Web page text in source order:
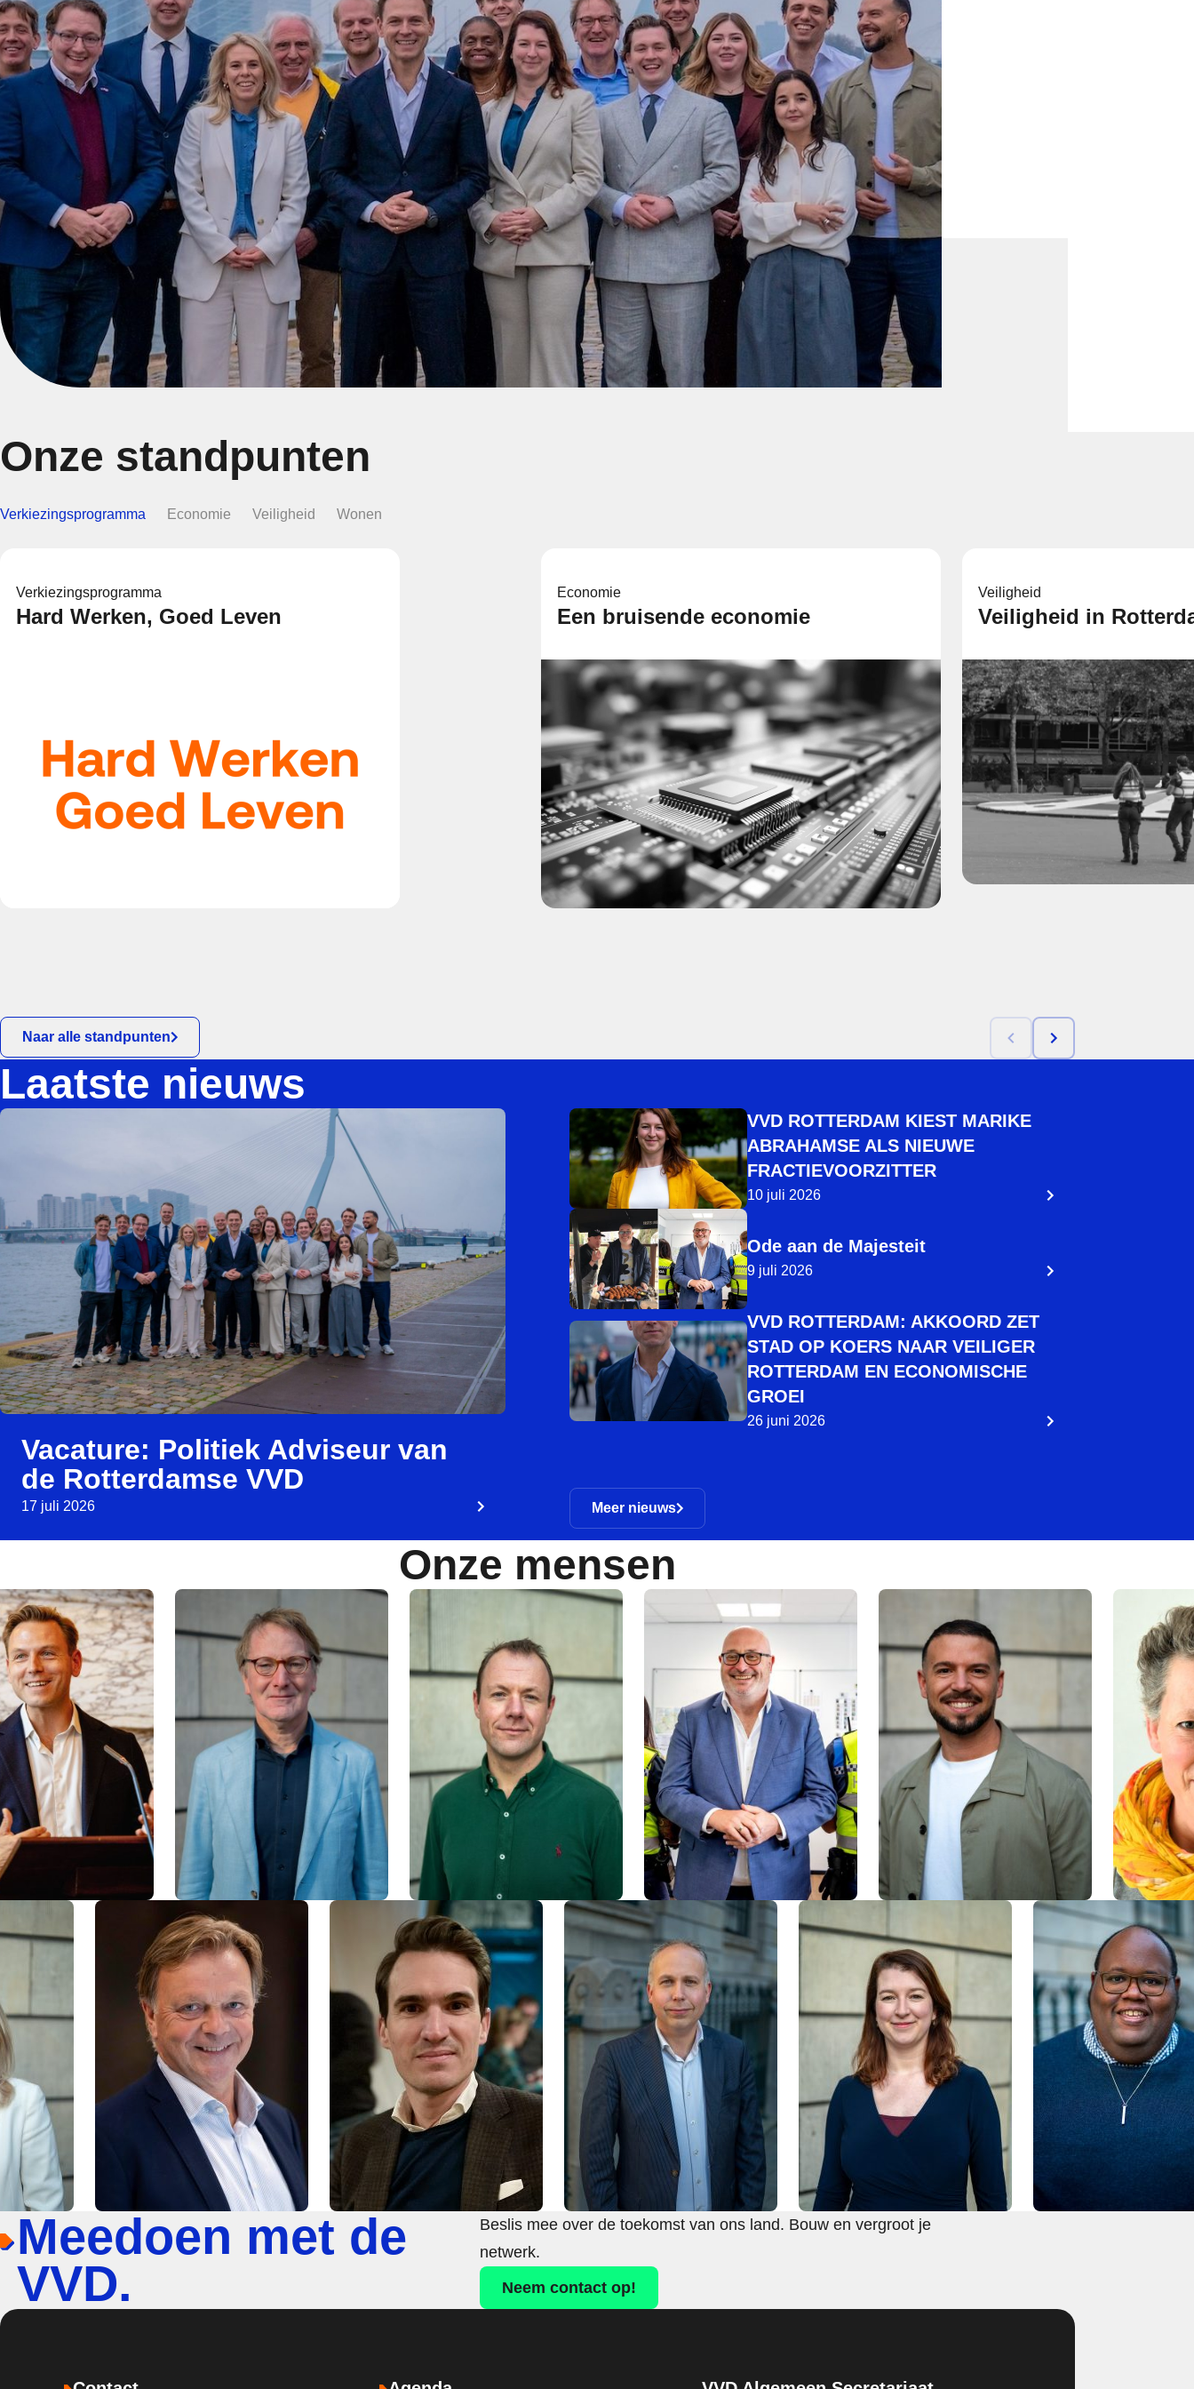
Onze standpunten
Verkiezingsprogramma Economie Veiligheid Wonen
Verkiezingsprogramma
Hard Werken, Goed Leven
Economie
Een bruisende economie
Veiligheid
Veiligheid in
Naar alle standpunten
Laatste nieuws
Vacature: Politiek Adviseur van
de Rotterdamse VVD
17 juli 2026
VVD ROTTERDAM KIEST MARIKE
ABRAHAMSE ALS NIEUWE
FRACTIEVOORZITTER
10 juli 2026
Ode aan de Majesteit
9 juli 2026
VVD ROTTERDAM: AKKOORD ZET
STAD OP KOERS NAAR VEILIGER
ROTTERDAM EN ECONOMISCHE
GROEI
26 juni 2026
Meer nieuws
Onze mensen
Meedoen met de
VVD.
Beslis mee over de toekomst van ons land. Bouw en vergroot je
netwerk.
Neem contact op!